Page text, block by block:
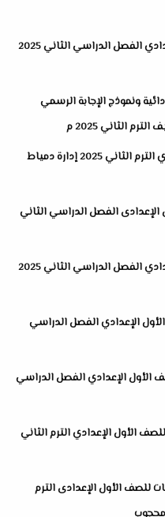
امتحان الرياضيات للصف الأول الإعدادي الفصل الدراسي الثاني 2025
ونموذج الإجابة الرسمي
الثاني 2025 م
امتحان العلوم للصف الأول الإعدادي الترم الثاني 2025 إدارة دمياط
الإعدادى الفصل الدراسي الثاني
امتحان الرياضيات للصف الأول الإعدادي الفصل الدراسي الثاني 2025
الإعدادي الفصل الدراسي
الأول الإعدادي الفصل الدراسي
الأول الإعدادي الترم الثاني
للصف الأول الإعدادى الترم